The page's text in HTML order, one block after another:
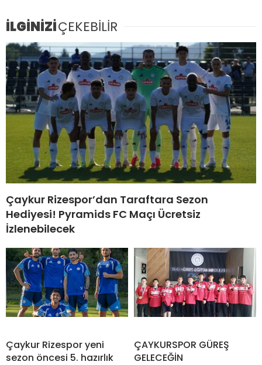
İLGİNİZİÇEKEBİLİR
Çaykur Rizespor’dan Taraftara Sezon
Hediyesi! Pyramids FC Maçı Ücretsiz
İzlenebilecek
Çaykur Rizespor yeni
sezon öncesi 5. hazırlık
ÇAYKURSPOR GÜREŞ
GELECEĞİN